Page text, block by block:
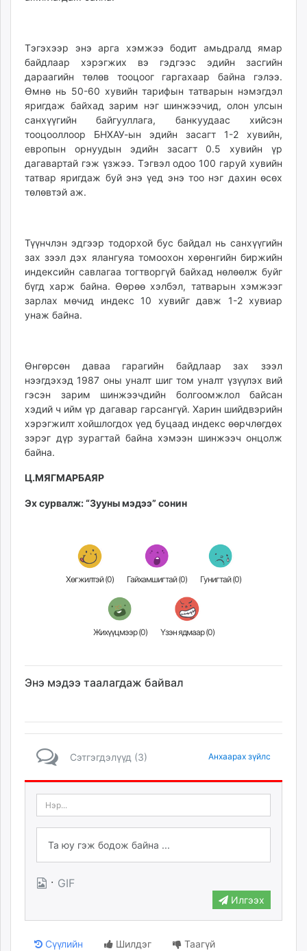
Тэгэхээр энэ арга хэмжээ бодит амьдралд ямар
байдлаар хэрэгжих вэ гэдгээс эдийн засгийн
дараагийн төлөв тооцоог гаргахаар байна гэлээ.
Өмнө нь 50-60 хувийн тарифын татварын нэмэгдэл
яригдаж байхад зарим нэг шинжээчид, олон улсын
санхүүгийн байгууллага, банкуудаас хийсэн
тооцооллоор БНХАУ-ын эдийн засагт 1-2 хувийн,
европын орнуудын эдийн засагт 0.5 хувийн үр
дагавартай гэж үзжээ. Тэгвэл одоо 100 гаруй хувийн
татвар яригдаж буй энэ үед энэ тоо нэг дахин өсөх
төлөвтэй аж.
Түүнчлэн эдгээр тодорхой бус байдал нь санхүүгийн
зах зээл дэх ялангуяа томоохон хөрөнгийн биржийн
индексийн савлагаа тогтворгүй байхад нөлөөлж буйг
бүгд харж байна. Өөрөө хэлбэл, татварын хэмжээг
зарлах мөчид индекс 10 хувийг давж 1-2 хувиар
унаж байна.
Өнгөрсөн даваа гарагийн байдлаар зах зээл
нээгдэхэд 1987 оны уналт шиг том уналт үзүүлэх вий
гэсэн зарим шинжээчдийн болгоомжлол байсан
хэдий ч ийм үр дагавар гарсангүй. Харин шийдвэрийн
хэрэгжилт хойшлогдох үед буцаад индекс өөрчлөгдөх
зэрэг дүр зурагтай байна хэмээн шинжээч онцолж
байна.
Ц.МЯГМАРБАЯР
Эх сурвалж: “Зууны мэдээ” сонин
Хөгжилтэй (0) Гайхамшигтай (0) Гунигтай (0)
Жихүүцмээр (0) Үзэн ядмаар (0)
Энэ мэдээ таалагдаж байвал
Сэтгэгдэлүүд (3) Анхаарах зүйлс
· GIF
Илгээх
Сүүлийн Шилдэг Таагүй